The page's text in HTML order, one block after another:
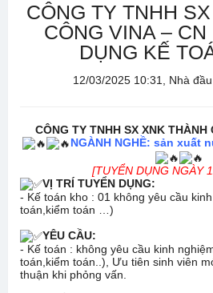
CÔNG TY TNHH
CÔNG VINA – CN
DỤNG KẾ
12/03/2025 10:31, Nhà
CÔNG TY TNHH SX XNK THÀNH
NGÀNH NGHỀ: sản xuất
[TUYỂN DỤNG NGÀY
VỊ TRÍ TUYỂN DỤNG:
- Kế toán kho : 01 không yêu cầu
toán,kiểm toán …)
YÊU CẦU:
- Kế toán : không yêu cầu kinh
toán,kiểm toán..), Ưu tiên sinh viên
thuận khi phỏng vấn.